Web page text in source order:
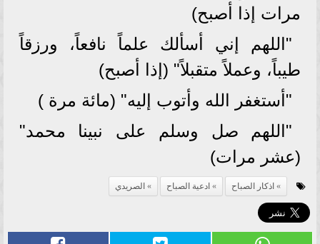
مرات إذا أصبح)
"اللهم إني أسألك علماً نافعاً، ورزقاً
طيباً، وعملاً متقبلاً" (إذا أصبح)
"أستغفر الله وأتوب إليه" (مائة مرة )
"اللهم صل وسلم على نبينا محمد"
(عشر مرات)
اذكار الصباح ادعية الصباح الصريدي